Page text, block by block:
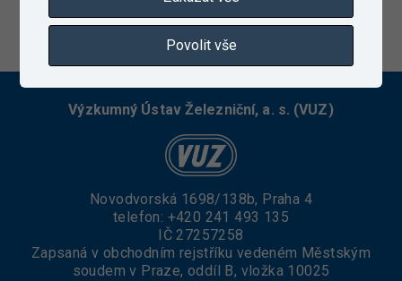
5. 12. 2022
Výzkumný Ústav Železniční, a. s. (VUZ)
Novodvorská 1698/138b, Praha 4
telefon: +420 241 493 135
IČ 27257258
Zapsaná v obchodním rejstříku vedeném Městským
soudem v Praze, oddíl B, vložka 10025
Povolit vše